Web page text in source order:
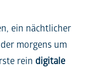
ein nächtlicher
morgens um
rein digitale